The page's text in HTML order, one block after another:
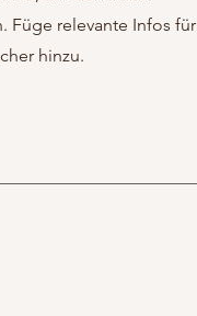
Füge relevante Infos für
hinzu.